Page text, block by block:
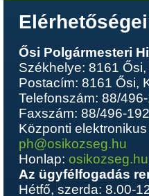
Ősi Polgármesteri
Székhelye: 8161
Postacím: 8161 Ősi,
Telefonszám: 88/
Faxszám: 88/496-
Központi
ph@osikozseg.hu
Honlap:osikozseg.hu
Az ügyfélfogadás
Hétfő, szerda: 8.00-